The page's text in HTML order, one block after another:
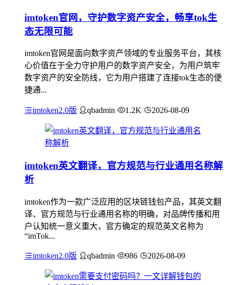
imtoken官网，守护数字资产安全，畅享tok生
态无限可能
imtoken官网是面向数字资产领域的专业服务平台，其核
心价值在于全力守护用户的数字资产安全，为用户筑牢
数字资产的安全防线，它为用户搭建了连接tok生态的便
捷通...
imtoken2.0版 qbadmin 1.2K 2026-08-09
imtoken英文翻译，官方规范与行业通用名称解
析
imtoken作为一款广泛应用的区块链钱包产品，其英文翻
译、官方规范与行业通用名称的明确，对品牌传播和用
户认知统一意义重大，官方确定的规范英文名称为
“imTok...
imtoken2.0版 qbadmin 986 2026-08-09